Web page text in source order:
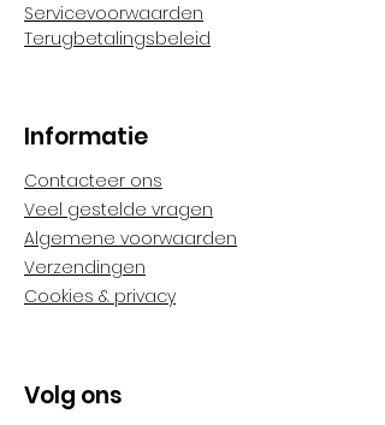
Servicevoorwaarden
Terugbetalingsbeleid
Informatie
Contacteer ons
Veel gestelde vragen
Algemene voorwaarden
Verzendingen
Cookies & privacy
Volg ons